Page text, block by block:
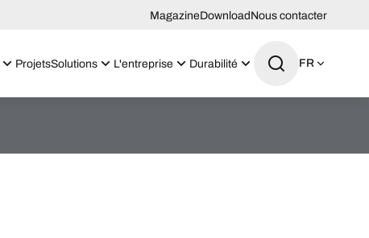
MagazineDownloadNous contacter
ProjetsSolutions L'entreprise Durabilité FR